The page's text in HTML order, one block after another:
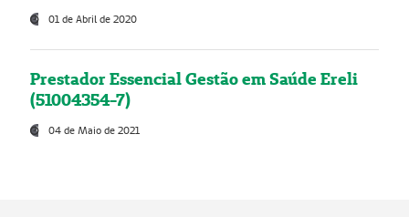
01 de Abril de 2020
Prestador Essencial Gestão em Saúde Ereli
(51004354-7)
04 de Maio de 2021